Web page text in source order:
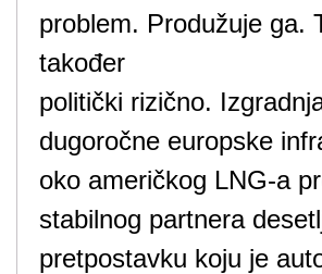
problem. Produžuje ga.
također
politički rizično.
dugoročne europske
oko američkog LNG-a
stabilnog partnera
pretpostavku koju je